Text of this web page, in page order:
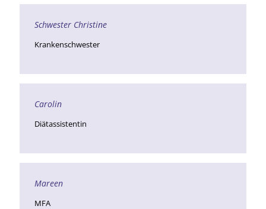
Schwester Christine
Krankenschwester
Carolin
Diätassistentin
Mareen
MFA